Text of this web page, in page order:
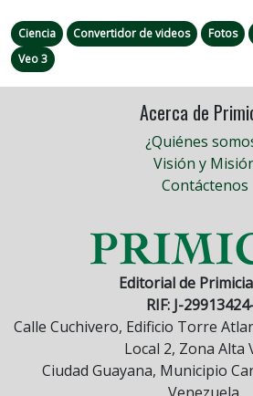
Ciencia Convertidor de videos Fotos
Veo 3
Acerca de
¿Quiénes
Visión y
Contáctenos
Editorial de
RIF: J-
Calle Cuchivero, Edificio Torre
Local 2, Zona Alta
Ciudad Guayana, Municipio